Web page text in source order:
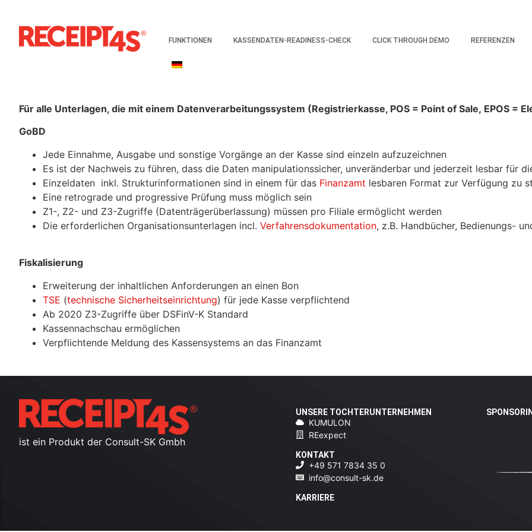
FUNKTIONEN KASSENDATEN-READINESS-CHECK CLICK THROUGH DEMO REFERENZEN
Für alle Unterlagen, die mit einem Datenverarbeitungssystem (Registrierkasse, POS = Point of Sale, EPOS =
GoBD
Jede Einnahme, Ausgabe und sonstige Vorgänge an der Kasse sind einzeln aufzuzeichnen
Es ist der Nachweis zu führen, dass die Daten manipulationssicher, unveränderbar und jederzeit lesbar für
Einzeldaten inkl. Strukturinformationen sind in einem für das Finanzamt lesbaren Format zur Verfügung zu
Eine retrograde und progressive Prüfung muss möglich sein
Z1-, Z2- und Z3-Zugriffe (Datenträgerüberlassung) müssen pro Filiale ermöglicht werden
Die erforderlichen Organisationsunterlagen incl. Verfahrensdokumentation, z.B. Handbücher, Bedienungs-
Fiskalisierung
Erweiterung der inhaltlichen Anforderungen an einen Bon
TSE (technische Sicherheitseinrichtung) für jede Kasse verpflichtend
Ab 2020 Z3-Zugriffe über DSFinV-K Standard
Kassennachschau ermöglichen
Verpflichtende Meldung des Kassensystems an das Finanzamt
ist ein Produkt der Consult-SK Gmbh
UNSERE TOCHTERUNTERNEHMEN
KUMULON
REexpect
KONTAKT
+49 571 7834 35 0
info@consult-sk.de
KARRIERE